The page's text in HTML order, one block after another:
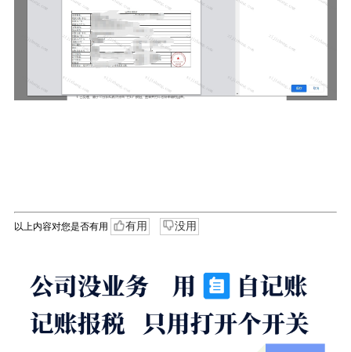
以上内容对您是否有用 有用 没用